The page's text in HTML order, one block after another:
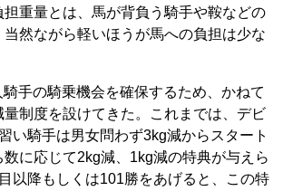
担重量とは、馬が背負う騎手や鞍などの
然ながら軽いほうが馬への負担は少な
手の騎乗機会を確保するため、かねて
制度を設けてきた。これまでは、デビ
い騎手は男女問わず3kg減からスタート
数に応じて2kg減、1kg減の特典が与えら
以降もしくは101勝をあげると、この特